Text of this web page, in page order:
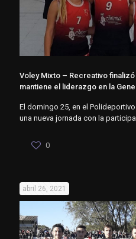
Voley Mixto – Recreativo
mantiene el liderazgo en la
El domingo 25, en el
una nueva jornada con la
0
abril 26, 2021